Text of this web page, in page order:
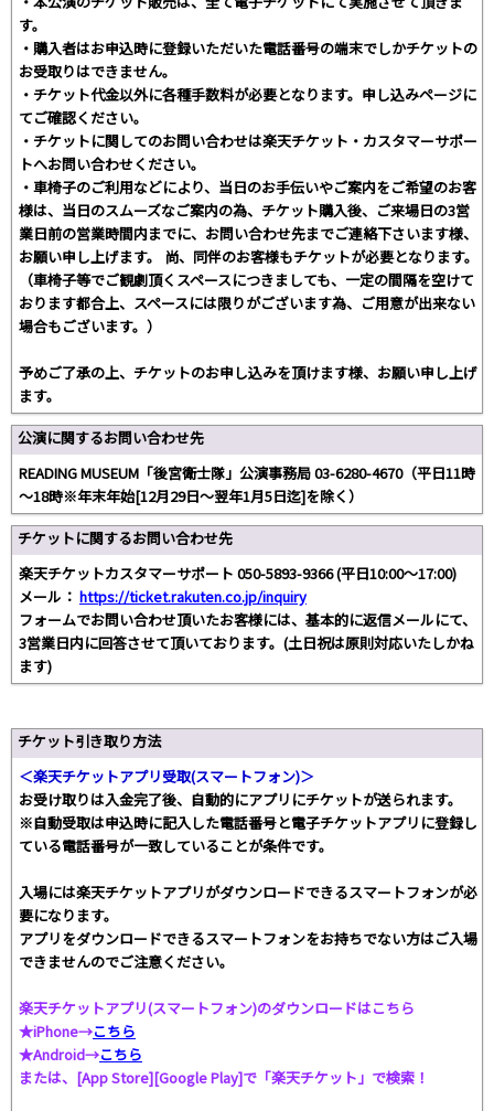
す。
・購入者はお申込時に登録いただいた電話番号の端末でしかチケットの
お受取りはできません。
・チケット代金以外に各種手数料が必要となります。申し込みページに
てご確認ください。
・チケットに関してのお問い合わせは楽天チケット・カスタマーサポー
トへお問い合わせください。
・車椅子のご利用などにより、当日のお手伝いやご案内をご希望のお客
様は、当日のスムーズなご案内の為、チケット購入後、ご来場日の3営
業日前の営業時間内までに、お問い合わせ先までご連絡下さいます様、
お願い申し上げます。 尚、同伴のお客様もチケットが必要となります。
（車椅子等でご観劇頂くスペースにつきましても、一定の間隔を空けて
おります都合上、スペースには限りがございます為、ご用意が出来ない
場合もございます。）
予めご了承の上、チケットのお申し込みを頂けます様、お願い申し上げ
ます。
公演に関するお問い合わせ先
READING MUSEUM「後宮衛士隊」公演事務局 03-6280-4670（平日11時
～18時※年末年始[12月29日～翌年1月5日迄]を除く）
チケットに関するお問い合わせ先
楽天チケットカスタマーサポート 050-5893-9366 (平日10:00～17:00)
メール： https://ticket.rakuten.co.jp/inquiry
フォームでお問い合わせ頂いたお客様には、基本的に返信メールにて、
3営業日内に回答させて頂いております。(土日祝は原則対応いたしかね
ます)
チケット引き取り方法
＜楽天チケットアプリ受取(スマートフォン)＞
お受け取りは入金完了後、自動的にアプリにチケットが送られます。
※自動受取は申込時に記入した電話番号と電子チケットアプリに登録し
ている電話番号が一致していることが条件です。
入場には楽天チケットアプリがダウンロードできるスマートフォンが必
要になります。
アプリをダウンロードできるスマートフォンをお持ちでない方はご入場
できませんのでご注意ください。
楽天チケットアプリ(スマートフォン)のダウンロードはこちら
★iPhone→こちら
★Android→こちら
または、[App Store][Google Play]で「楽天チケット」で検索！